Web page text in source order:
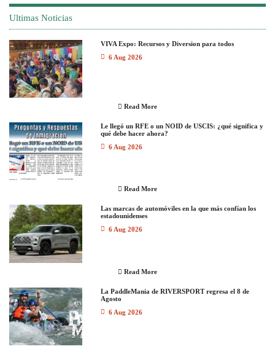
Ultimas Noticias
VIVA Expo: Recursos y Diversion para todos
6 Aug 2026
Read More
Le llegó un RFE o un NOID de USCIS: ¿qué significa y
qué debe hacer ahora?
6 Aug 2026
Read More
Las marcas de automóviles en la que más confían los
estadounidenses
6 Aug 2026
Read More
La PaddleMania de RIVERSPORT regresa el 8 de
Agosto
6 Aug 2026